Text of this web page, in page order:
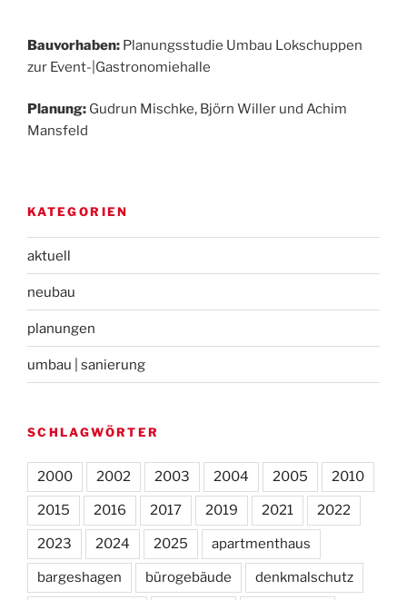
Bauvorhaben: Planungsstudie Umbau Lokschuppen
zur Event-|Gastronomiehalle
Planung: Gudrun Mischke, Björn Willer und Achim
Mansfeld
KATEGORIEN
aktuell
neubau
planungen
umbau | sanierung
SCHLAGWÖRTER
2000 2002 2003 2004 2005 2010
2015 2016 2017 2019 2021 2022
2023 2024 2025 apartmenthaus
bargeshagen bürogebäude denkmalschutz